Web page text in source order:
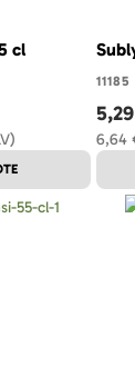
cl
11185
6,64